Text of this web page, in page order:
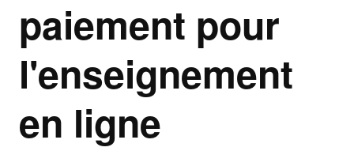
paiement pour
l'enseignement
en ligne